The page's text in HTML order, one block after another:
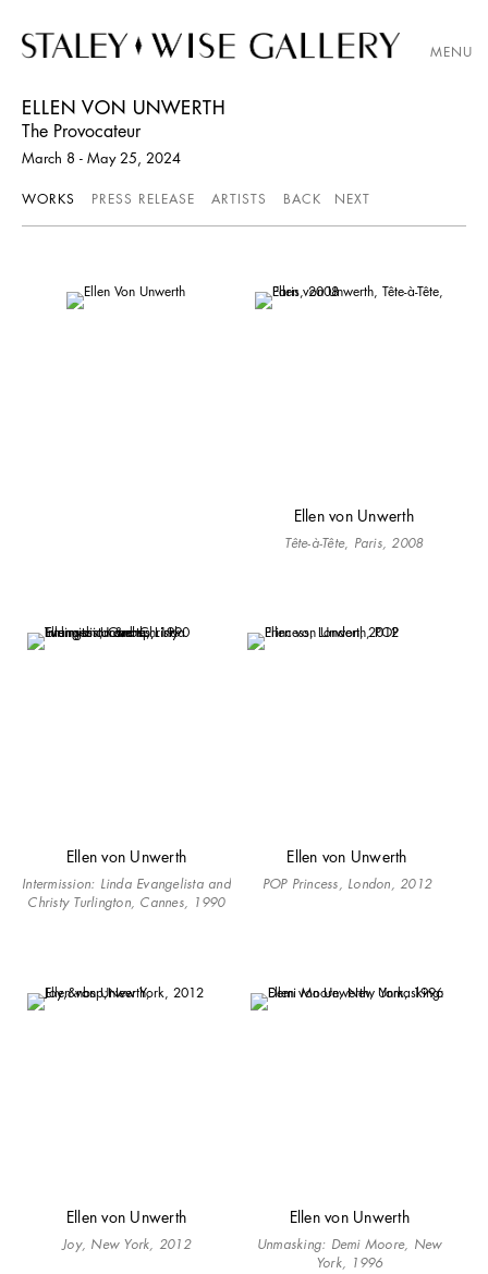
MENU
ELLEN VON UNWERTH
The Provocateur
March 8 - May 25, 2024
WORKS PRESS RELEASE ARTISTS BACK NEXT
Ellen von Unwerth
Tête-à-Tête, Paris, 2008
Ellen von Unwerth
Intermission: Linda Evangelista and
Christy Turlington, Cannes, 1990
Ellen von Unwerth
POP Princess, London, 2012
Ellen von Unwerth
Joy, New York, 2012
Ellen von Unwerth
Unmasking: Demi Moore, New
York, 1996